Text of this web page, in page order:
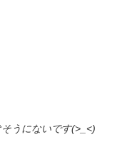
うにないです(>_<)